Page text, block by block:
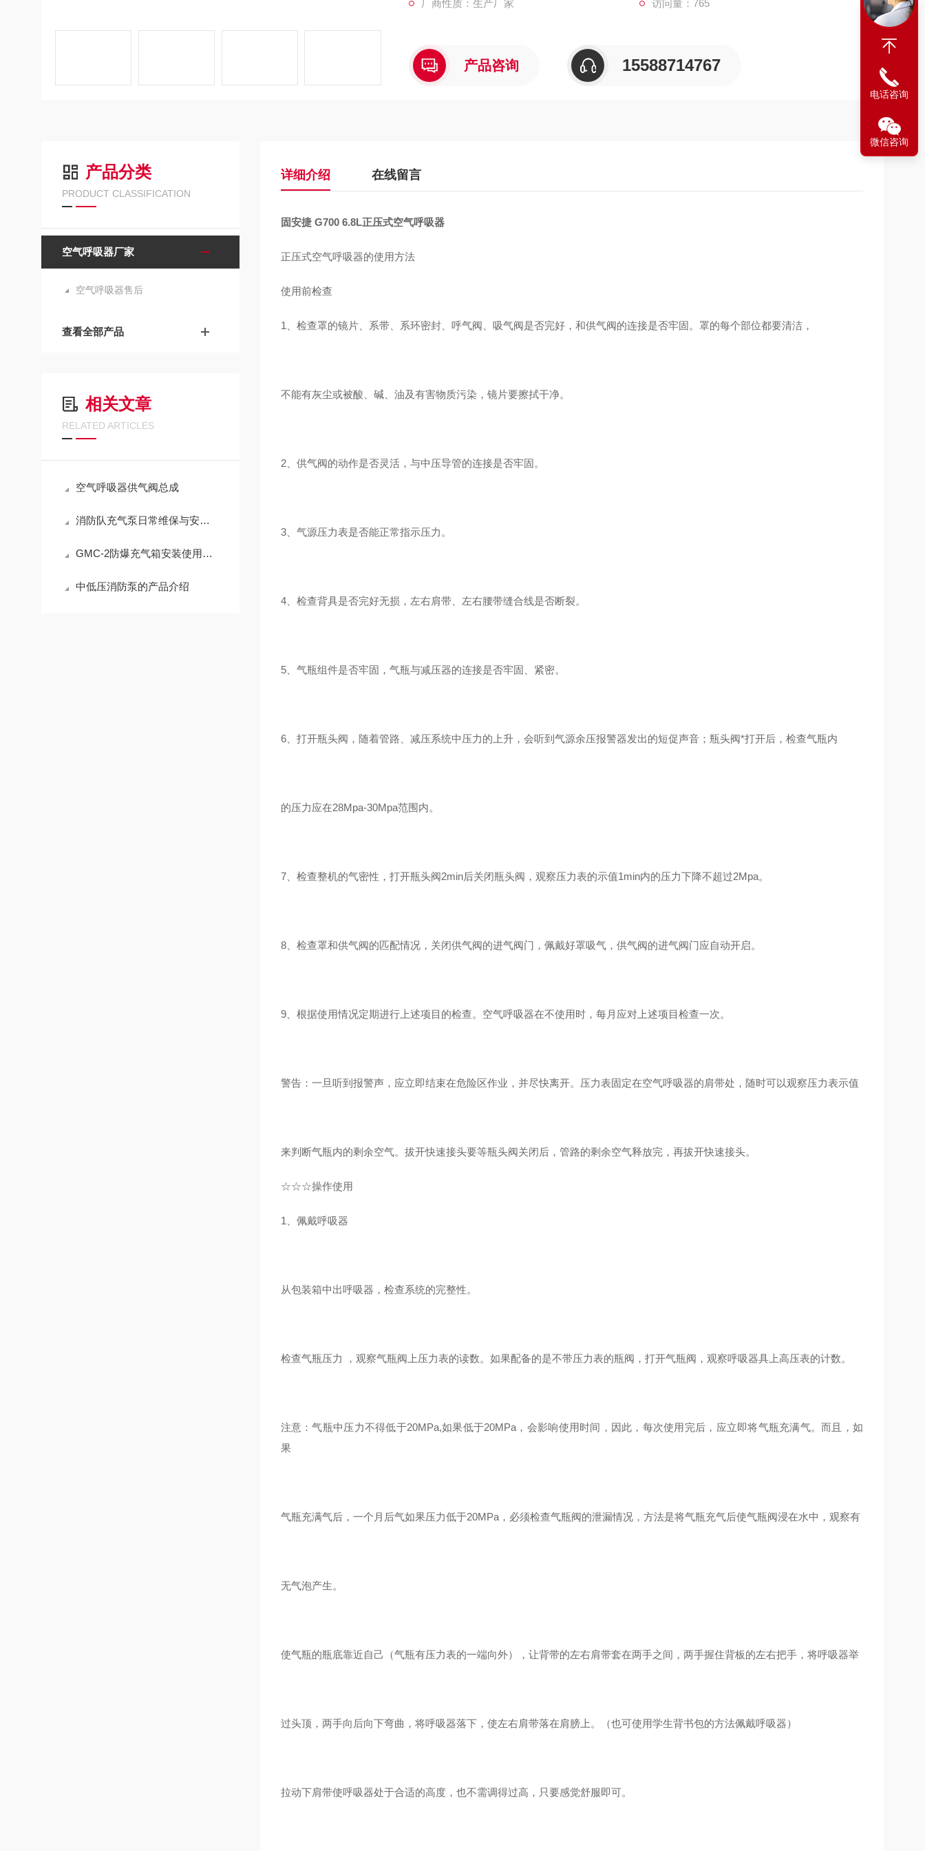
1、检查罩的镜片、系带、系环密封、呼气阀、吸气阀是否完好，和供气阀的连接是否牢固。罩的
3、气源压力表是否能正常指示压力。
厂商性质：生产厂家 访问量：765
产品咨询 15588714767
产品分类
PRODUCT CLASSIFICATION
空气呼吸器厂家
空气呼吸器售后
查看全部产品
相关文章
RELATED ARTICLES
空气呼吸器供气阀总成
消防队充气泵日常维保与安全操作全攻略
GMC-2防爆充气箱安装使用简介
中低压消防泵的产品介绍
详细介绍 在线留言
固安捷 G700 6.8L正压式空气呼吸器
正压式空气呼吸器的使用方法
使用前检查
1、检查罩的镜片、系带、系环密封、呼气阀、吸气阀是否完好，和供气阀的连接是否牢固。罩的每个部位都要清洁，
不能有灰尘或被酸、碱、油及有害物质污染，镜片要擦拭干净。
2、供气阀的动作是否灵活，与中压导管的连接是否牢固。
3、气源压力表是否能正常指示压力。
4、检查背具是否完好无损，左右肩带、左右腰带缝合线是否断裂。
5、气瓶组件是否牢固，气瓶与减压器的连接是否牢固、紧密。
6、打开瓶头阀，随着管路、减压系统中压力的上升，会听到气源余压报警器发出的短促声音；瓶头阀*打开后，检查气瓶内
的压力应在28Mpa-30Mpa范围内。
7、检查整机的气密性，打开瓶头阀2min后关闭瓶头阀，观察压力表的示值1min内的压力下降不超过2Mpa。
8、检查罩和供气阀的匹配情况，关闭供气阀的进气阀门，佩戴好罩吸气，供气阀的进气阀门应自动开启。
9、根据使用情况定期进行上述项目的检查。空气呼吸器在不使用时，每月应对上述项目检查一次。
警告：一旦听到报警声，应立即结束在危险区作业，并尽快离开。压力表固定在空气呼吸器的肩带处，随时可以观察压力表示值
来判断气瓶内的剩余空气。拔开快速接头要等瓶头阀关闭后，管路的剩余空气释放完，再拔开快速接头。
☆☆☆操作使用
1、佩戴呼吸器
从包装箱中出呼吸器，检查系统的完整性。
检查气瓶压力 ，观察气瓶阀上压力表的读数。如果配备的是不带压力表的瓶阀，打开气瓶阀，观察呼吸器具上高压表的计数。
注意：气瓶中压力不得低于20MPa,如果低于20MPa，会影响使用时间，因此，每次使用完后，应立即将气瓶充满气。而且，如
果
气瓶充满气后，一个月后气如果压力低于20MPa，必须检查气瓶阀的泄漏情况，方法是将气瓶充气后使气瓶阀浸在水中，观察有
无气泡产生。
使气瓶的瓶底靠近自己（气瓶有压力表的一端向外），让背带的左右肩带套在两手之间，两手握住背板的左右把手，将呼吸器举
过头顶，两手向后向下弯曲，将呼吸器落下，使左右肩带落在肩膀上。（也可使用学生背书包的方法佩戴呼吸器）
拉动下肩带使呼吸器处于合适的高度，也不需调得过高，只要感觉舒服即可。
电话咨询
微信咨询